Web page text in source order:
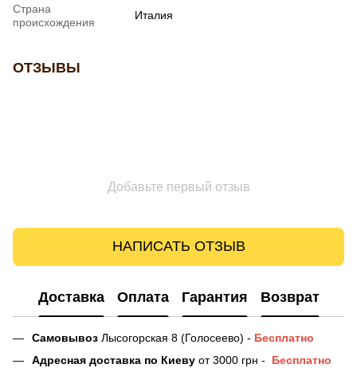
Страна
происхождения
Италия
ОТЗЫВЫ
Добавьте первый отзыв
НАПИСАТЬ ОТЗЫВ
Доставка Оплата Гарантия Возврат
Самовывоз Лысогорская 8 (Голосеево) - Бесплатно
Адресная доставка по Киеву от 3000 грн -
Бесплатно